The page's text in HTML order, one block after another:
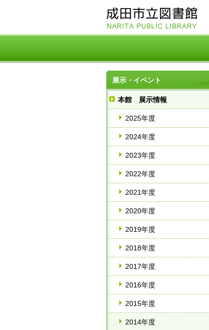
展示・イベント
本館 展示情報
2025年度
2024年度
2023年度
2022年度
2021年度
2020年度
2019年度
2018年度
2017年度
2016年度
2015年度
2014年度